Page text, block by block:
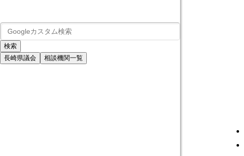
長崎県議会 相談機関一覧